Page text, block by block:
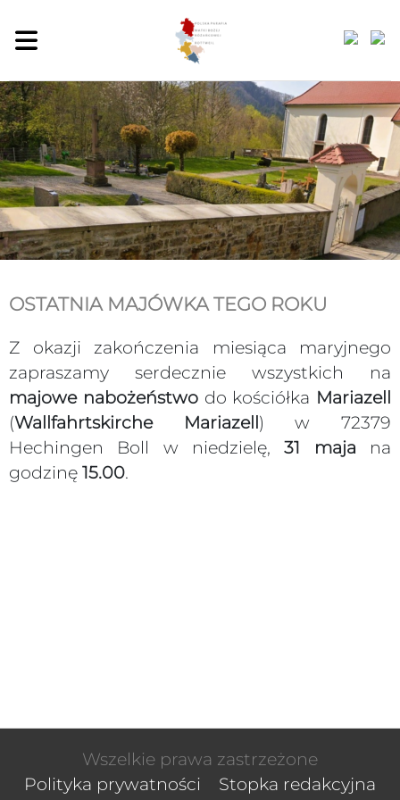
OSTATNIA MAJÓWKA TEGO ROKU
Z okazji zakończenia miesiąca maryjnego
zapraszamy serdecznie wszystkich na
majowe nabożeństwodo kościółka Mariazell
(Wallfahrtskirche Mariazell ) w 72379
Hechingen Boll w niedzielę,31 maja na
godzinę 15.00.
Wszelkie prawa zastrzeżone
Polityka prywatności
Stopka redakcyjna